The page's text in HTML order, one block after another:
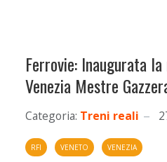
Ferrovie: Inaugurata
Venezia Mestre
Categoria: Treni reali
RFI VENETO VENEZIA